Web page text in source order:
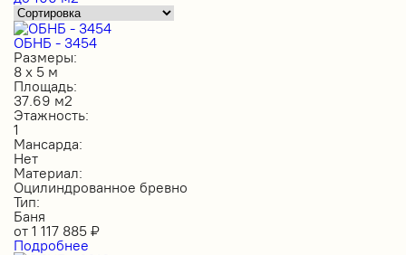
ОБНБ - 3454
Размеры:
8 х 5 м
Площадь:
37.69 м2
Этажность:
1
Мансарда:
Нет
Материал:
Оцилиндрованное бревно
Тип:
Баня
от 1 117 885 ₽
Подробнее